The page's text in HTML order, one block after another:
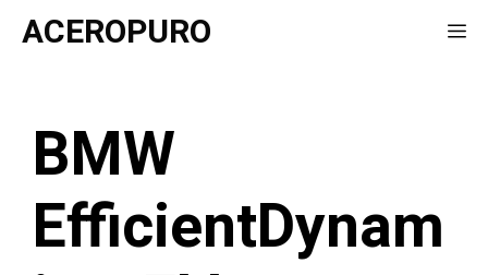
Saltar
ACEROPURO
BMW
EfficientDynam